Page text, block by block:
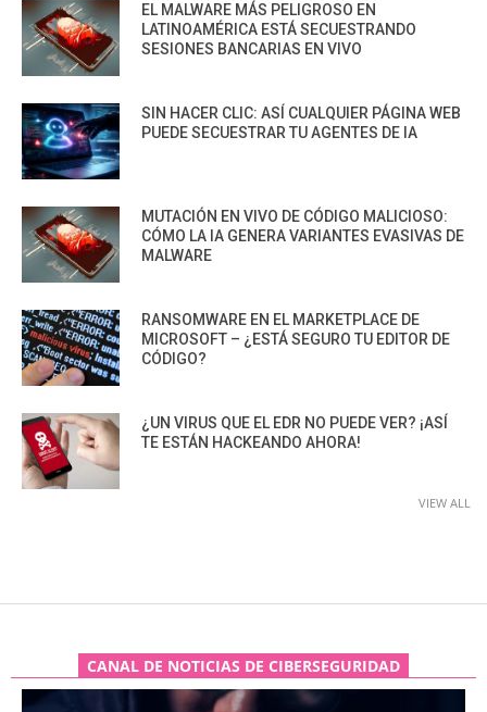
EL MALWARE MÁS PELIGROSO EN
LATINOAMÉRICA ESTÁ SECUESTRANDO
SESIONES BANCARIAS EN VIVO
SIN HACER CLIC: ASÍ CUALQUIER PÁGINA WEB
PUEDE SECUESTRAR TU AGENTES DE IA
MUTACIÓN EN VIVO DE CÓDIGO MALICIOSO:
CÓMO LA IA GENERA VARIANTES EVASIVAS DE
MALWARE
RANSOMWARE EN EL MARKETPLACE DE
MICROSOFT – ¿ESTÁ SEGURO TU EDITOR DE
CÓDIGO?
¿UN VIRUS QUE EL EDR NO PUEDE VER? ¡ASÍ
TE ESTÁN HACKEANDO AHORA!
VIEW ALL
CANAL DE NOTICIAS DE CIBERSEGURIDAD